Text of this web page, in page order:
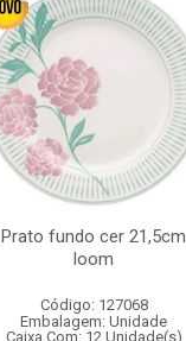
Prato fundo cer 21,5cm
loom
Código: 127068
Embalagem: Unidade
Caixa Com: 12 Unidade(s)